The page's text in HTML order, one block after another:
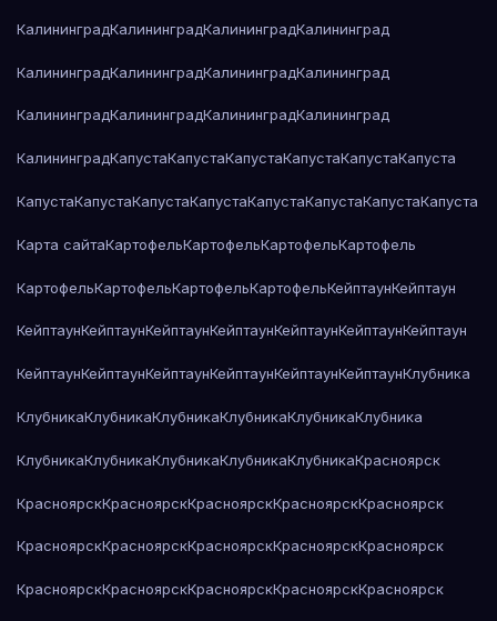
КалининградКалининградКалининградКалининград
КалининградКалининградКалининградКалининград
КалининградКалининградКалининградКалининград
КалининградКапустаКапустаКапустаКапустаКапустаКапуста
КапустаКапустаКапустаКапустаКапустаКапустаКапустаКапуста
Карта сайтаКартофельКартофельКартофельКартофель
КартофельКартофельКартофельКартофельКейптаунКейптаун
КейптаунКейптаунКейптаунКейптаунКейптаунКейптаунКейптаун
КейптаунКейптаунКейптаунКейптаунКейптаунКейптаунКлубника
КлубникаКлубникаКлубникаКлубникаКлубникаКлубника
КлубникаКлубникаКлубникаКлубникаКлубникаКрасноярск
КрасноярскКрасноярскКрасноярскКрасноярскКрасноярск
КрасноярскКрасноярскКрасноярскКрасноярскКрасноярск
КрасноярскКрасноярскКрасноярскКрасноярскКрасноярск